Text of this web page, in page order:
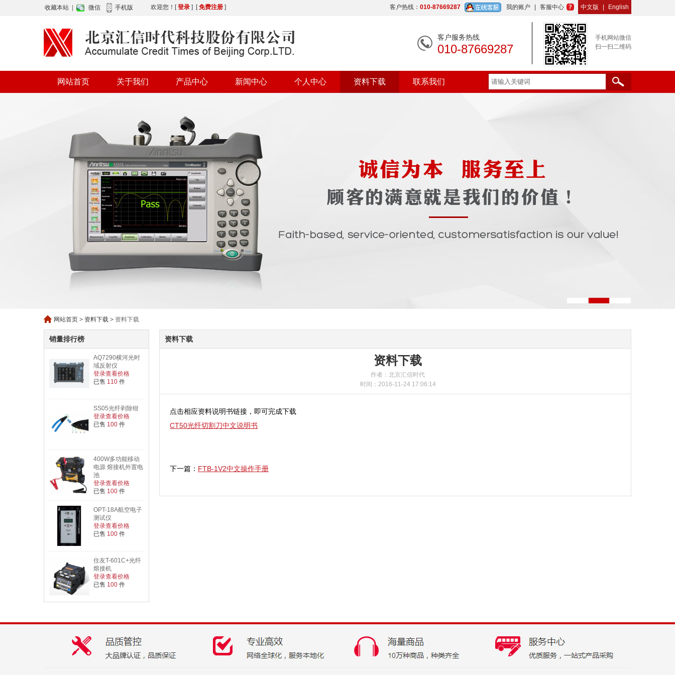
收藏本站 微信 手机版 欢迎您！ [登录 ] [免费注册 ] 客户热线： 010-87669287 我的账户 客服中心 中文版 English
客户服务热线
010-87669287
手机网站微信
扫一扫二维码
网站首页 关于我们 产品中心 新闻中心 个人中心 资料下载 联系我们
网站首页 > 资料下载 > 资料下载
销量排行榜
AQ7290横河光时
域反射仪
登录查看价格
已售 110 件
SS05光纤剥除钳
登录查看价格
已售 100 件
400W多功能移动
电源 熔接机外置电
池
登录查看价格
已售 100 件
OPT-18A航空电子
测试仪
登录查看价格
已售 100 件
住友T-601C+光纤
熔接机
登录查看价格
已售 100 件
资料下载
资料下载
作者：北京汇信时代
时间：2016-11-24 17:06:14
点击相应资料说明书链接，即可完成下载
CT50光纤切割刀中文说明书
下一篇： FTB-1V2中文操作手册